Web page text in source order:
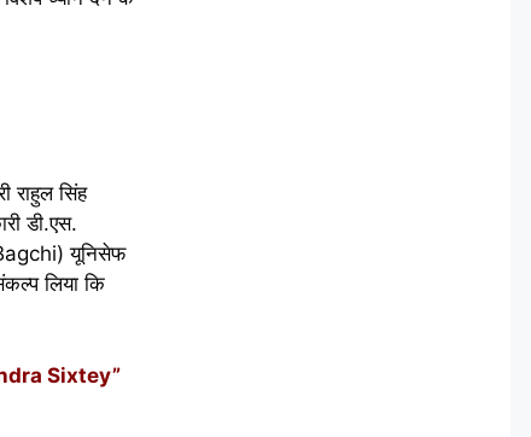
राहुल सिंह
डी.एस.
यूनिसेफ
लिया कि
Sixtey”